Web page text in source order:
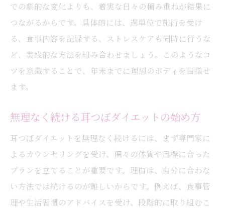
大阪市都島区で注目の耳つぼ活用術
耳つぼが大阪市都島区で注目される理由
耳つぼ施術の流れと安心して受ける方法
耳つぼで実感する地域密着型のサポート
理想の体型へ導く耳つぼの魅力を解説
耳つぼの魅力と体型変化の関係を徹底解説
耳つぼで無理なく目指す理想の体型とは
耳つぼで叶う自然な美しさの秘訣を紹介
での劇的な変化よりも、着実な日々の積み重ねが結果に
つながるからです。具体的には、週単位で施術を受け
る、食事内容を記録する、ストレスケアも同時に行うな
ど、実践的な方法を組み合わせましょう。このようなコ
ツを意識することで、年末までに理想のボディを目指せ
ます。
無理なく続ける耳つぼダイエットの始め方
耳つぼダイエットを無理なく続けるには、まず専門家に
よるカウンセリングを受け、個々の体質や目標に合った
プランを立てることが重要です。理由は、自分に合わな
い方法では続けるのが難しいからです。例えば、食事管
理や生活習慣のアドバイスを受け、段階的に取り組むこ